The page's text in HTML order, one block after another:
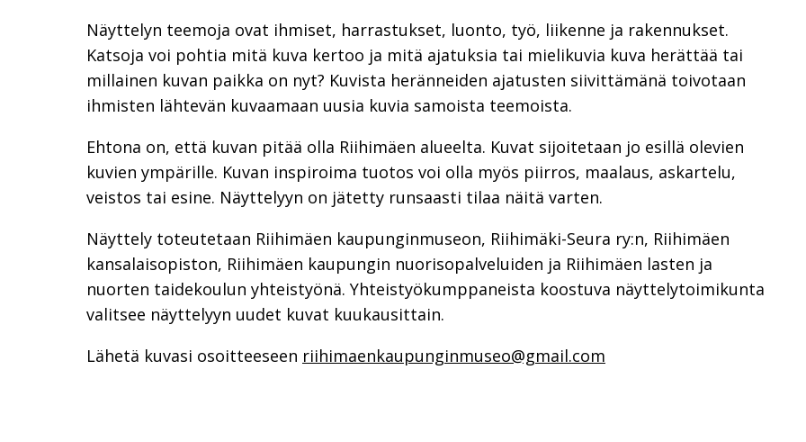
Näyttelyn teemoja ovat ihmiset, harrastukset, luonto, työ, liikenne ja rakennukset.
Katsoja voi pohtia mitä kuva kertoo ja mitä ajatuksia tai mielikuvia kuva herättää tai
millainen kuvan paikka on nyt? Kuvista heränneiden ajatusten siivittämänä toivotaan
ihmisten lähtevän kuvaamaan uusia kuvia samoista teemoista.
Ehtona on, että kuvan pitää olla Riihimäen alueelta. Kuvat sijoitetaan jo esillä olevien
kuvien ympärille. Kuvan inspiroima tuotos voi olla myös piirros, maalaus, askartelu,
veistos tai esine. Näyttelyyn on jätetty runsaasti tilaa näitä varten.
Näyttely toteutetaan Riihimäen kaupunginmuseon, Riihimäki-Seura ry:n, Riihimäen
kansalaisopiston, Riihimäen kaupungin nuorisopalveluiden ja Riihimäen lasten ja
nuorten taidekoulun yhteistyönä. Yhteistyökumppaneista koostuva näyttelytoimikunta
valitsee näyttelyyn uudet kuvat kuukausittain.
Lähetä kuvasi osoitteeseen riihimaenkaupunginmuseo@gmail.com